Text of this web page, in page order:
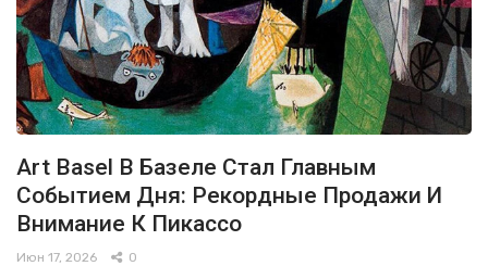
Art Basel В Базеле Стал Главным
Событием Дня: Рекордные Продажи И
Внимание К Пикассо
Июн 17, 2026 0